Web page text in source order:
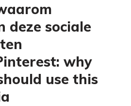
deze sociale
why
use this